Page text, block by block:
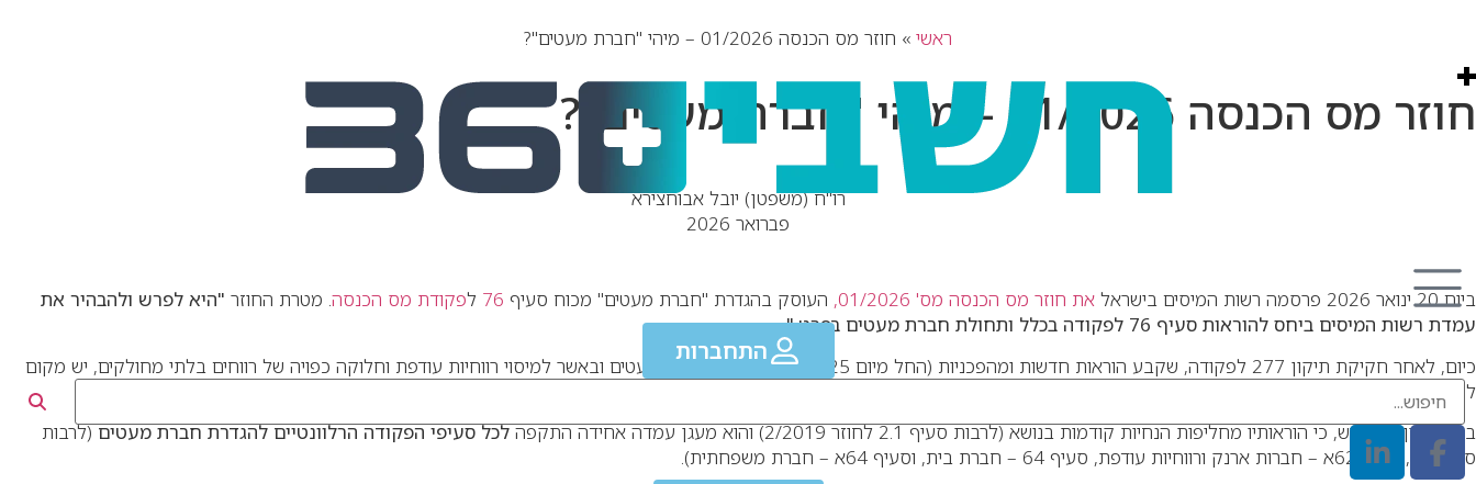
התחברות
ראשי » חוזר מס הכנסה 01/2026 – מיהי "חברת מעטים"?
חוזר מס הכנסה 01/2026 – מיהי "חברת מעטים"?
רו"ח (משפטן) יובל אבוחצירא
פברואר 2026
ביום 20 ינואר 2026 פרסמה רשות המיסים בישראל את חוזר מס הכנסה מס' 01/2026, העוסק בהגדרת "חברת מעטים" מכוח סעיף 76 לפקודת מס הכנסה. מטרת החוזר "היא לפרש ולהבהיר את
עמדת רשות המיסים ביחס להוראות סעיף 76 לפקודה בכלל ותחולת חברת מעטים בפרט
".
כיום, לאחר חקיקת תיקון 277 לפקודה, שקבע הוראות חדשות ומהפכניות (החל מיום 1.1.2025) ביחס לחברות מעטים ובאשר למיסוי רווחיות עודפת וחלוקה כפויה של רווחים בלתי מחולקים, יש מקום
להגדיר באופן מדויק וחד-משמעי מיהי חברת המעטים ואיזו חברה מוחרגת מהגדרה זו
בחוזר צוין במפורש, כי הוראותיו מחליפות הנחיות קודמות בנושא (לרבות סעיף 2.1 לחוזר 2/2019) והוא מעגן עמדה אחידה התקפה
לכל סעיפי הפקודה הרלוונטיים להגדרת חברת מעטים(לרבות
סעיף 77, סעיף 62א – חברות ארנק ורווחיות עודפת, סעיף 64 – חברת בית, וסעיף 64א – חברת משפחתית).